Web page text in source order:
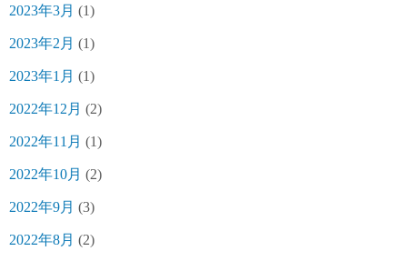
2023年3月 (1)
2023年2月 (1)
2023年1月 (1)
2022年12月 (2)
2022年11月 (1)
2022年10月 (2)
2022年9月 (3)
2022年8月 (2)